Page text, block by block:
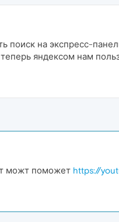
поиск на экспресс-
яндексом нам
можт поможет https://